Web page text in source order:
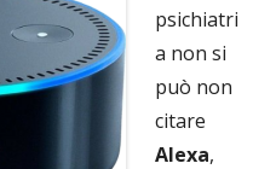
psichiatri
a non si
può non
citare
Alexa,